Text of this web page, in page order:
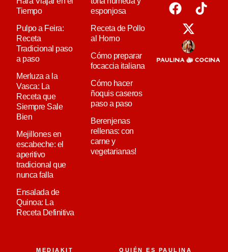
Tiempo
Pulpo a Feira:
Receta
Tradicional paso
a paso
Merluza a la
Vasca: La
Receta que
Siempre Sale
Bien
Mejillones en
escabeche: el
aperitivo
tradicional que
nunca falla
Ensalada de
Quinoa: La
Receta Definitiva
esponjosa
Receta de Pollo
al Horno
Cómo preparar
focaccia italiana
Cómo hacer
ñoquis caseros
paso a paso
Berenjenas
rellenas: con
carne y
vegetarianas!
MEDIAKIT QUIÉN ES PAULINA